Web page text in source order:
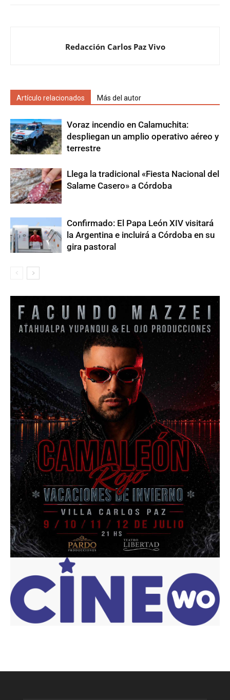
Redacción Carlos Paz Vivo
Artículo relacionados Más del autor
Voraz incendio en Calamuchita:
despliegan un amplio operativo aéreo y
terrestre
Llega la tradicional «Fiesta Nacional del
Salame Casero» a Córdoba
Confirmado: El Papa León XIV visitará
la Argentina e incluirá a Córdoba en su
gira pastoral